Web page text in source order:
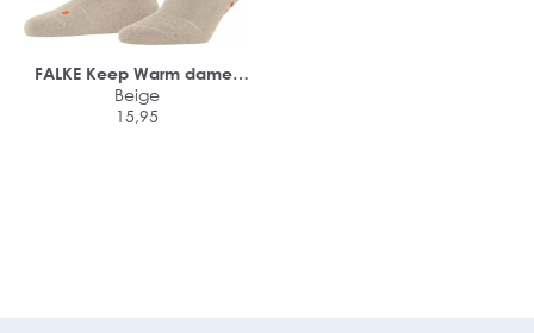
FALKE Keep Warm dames
sneakersokken
Beige
15,95